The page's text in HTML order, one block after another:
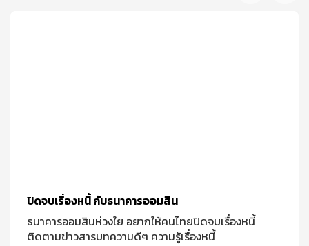
ปิดจบเรื่องหนี้ กับธนาคารออมสิน
ธนาคารออมสินห่วงใย อยากให้คนไทยปิดจบเรื่องหนี้
ติดตามข่าวสารบทความดีๆ ความรู้เรื่องหนี้